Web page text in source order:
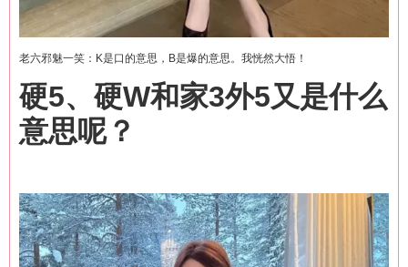
老六邪魅一笑：K是口的意思，B是爆的意思。我恍然大悟！
硬5、硬W和家3外5又是什么
意思呢？